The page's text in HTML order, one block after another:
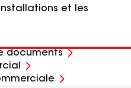
et les
documents